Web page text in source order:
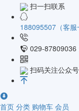
扫一扫联系
188095507（客服
029-87809036
扫码关注公众号
首页 分类 购物车 会员